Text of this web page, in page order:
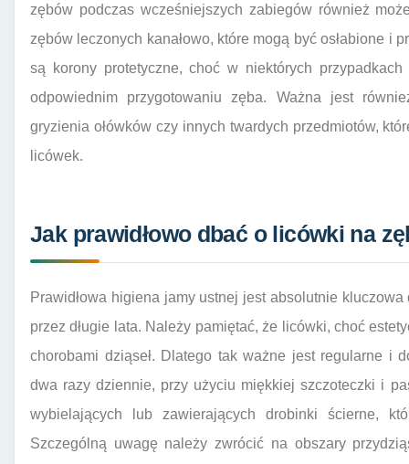
zębów podczas wcześniejszych zabiegów również
zębów leczonych kanałowo, które mogą być osłabione i
są korony protetyczne, choć w niektórych
odpowiednim przygotowaniu zęba. Ważna jest
gryzienia ołówków czy innych twardych przedmiotów,
licówek.
Jak prawidłowo dbać o licówki na
Prawidłowa higiena jamy ustnej jest absolutnie
przez długie lata. Należy pamiętać, że licówki, choć
chorobami dziąseł. Dlatego tak ważne jest regularne i
dwa razy dziennie, przy użyciu miękkiej szczoteczki i
wybielających lub zawierających drobinki ścierne,
Szczególną uwagę należy zwrócić na obszary